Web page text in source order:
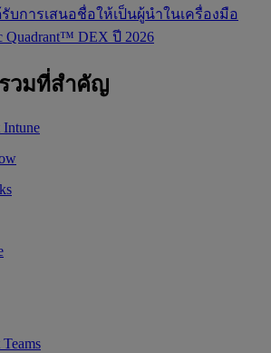
รับการเสนอชื่อให้เป็นผู้นำในเครื่องมือ
Quadrant™ DEX ปี 2026
วมที่สำคัญ